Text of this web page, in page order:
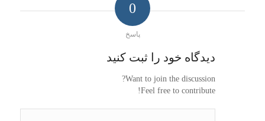
0
پاسخ
دیدگاه خود را ثبت کنید
Want to join the discussion?
Feel free to contribute!